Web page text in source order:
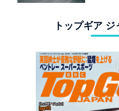
トップギア